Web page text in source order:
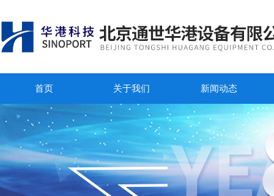
首页 关于我们 新闻动态